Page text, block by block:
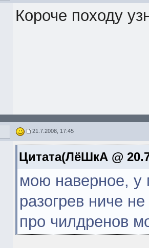
Короче походу
21.7.2008, 17:45
Цитата(ЛёШкА @
мою наверное, у
разогрев ниче
про чилдренов